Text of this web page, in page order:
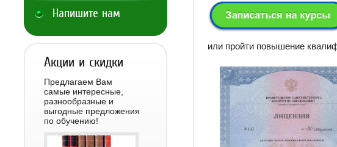
или пройти повышение
Напишите нам
Акции и скидки
Предлагаем Вам
самые интересные,
разнообразные и
выгодные предложения
по обучению!